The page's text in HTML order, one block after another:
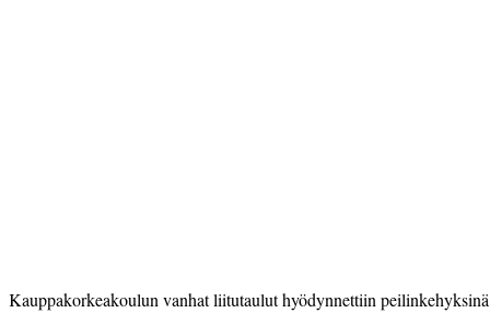
Kauppakorkeakoulun vanhat liitutaulut hyödynnettiin